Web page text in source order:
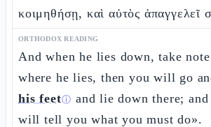
κοιμηθήσῃ, καὶ αὐτὸς ἀπαγγελεῖ
ORTHODOX READING
And when he lies down, take
where he lies, then you will go
his feetⓘ and lie down there;
will tell you what you must do».